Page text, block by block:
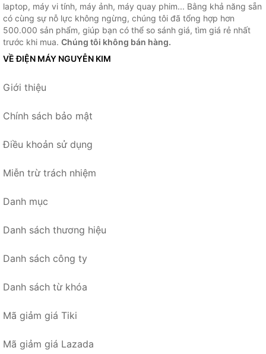
laptop, máy vi tính, máy ảnh, máy quay phim... Bằng khả năng sẵn
có cùng sự nỗ lực không ngừng, chúng tôi đã tổng hợp hơn
500.000 sản phẩm, giúp bạn có thể so sánh giá, tìm giá rẻ nhất
trước khi mua. Chúng tôi không bán hàng.
VỀ ĐIỆN MÁY NGUYỄN KIM
Giới thiệu
Chính sách bảo mật
Điều khoản sử dụng
Miễn trừ trách nhiệm
Danh mục
Danh sách thương hiệu
Danh sách công ty
Danh sách từ khóa
Mã giảm giá Tiki
Mã giảm giá Lazada